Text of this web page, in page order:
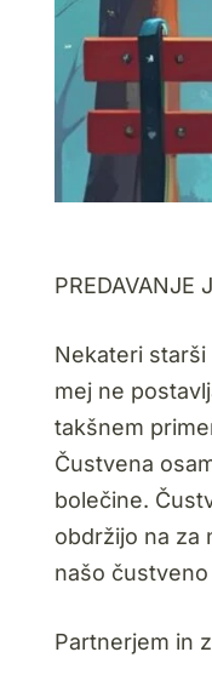
PREDAVANJE
Nekateri
mej ne
takšnem
Čustvena
bolečine.
obdržijo na za
našo
Partnerjem in